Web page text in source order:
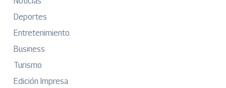
Deportes
Entretenimiento
Business
Turismo
Edición Impresa